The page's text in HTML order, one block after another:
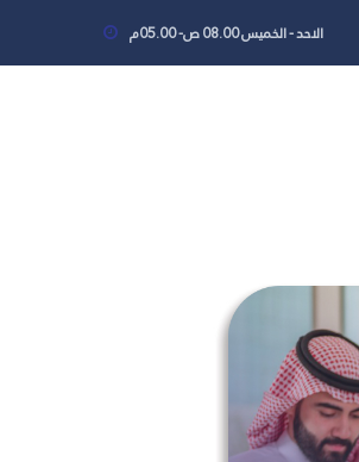
الاحد - الخميس 08.00 ص- 05.00م